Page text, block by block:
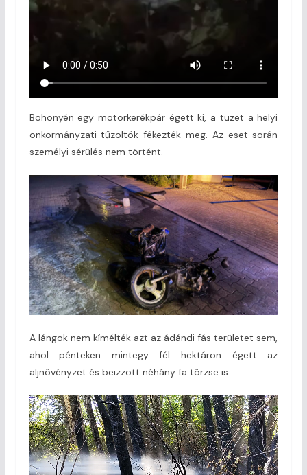
Böhönyén egy motorkerékpár égett ki, a tüzet a helyi
önkormányzati tűzoltók fékezték meg. Az eset során
személyi sérülés nem történt.
A lángok nem kímélték azt az ádándi fás területet sem,
ahol pénteken mintegy fél hektáron égett az
aljnövényzet és beizzott néhány fa törzse is.